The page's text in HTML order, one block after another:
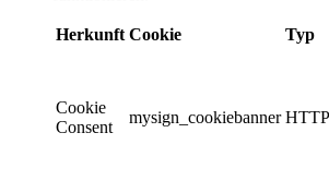
Herkunft Cookie Typ
Cookie
Consent
mysign_cookiebanner HTTP